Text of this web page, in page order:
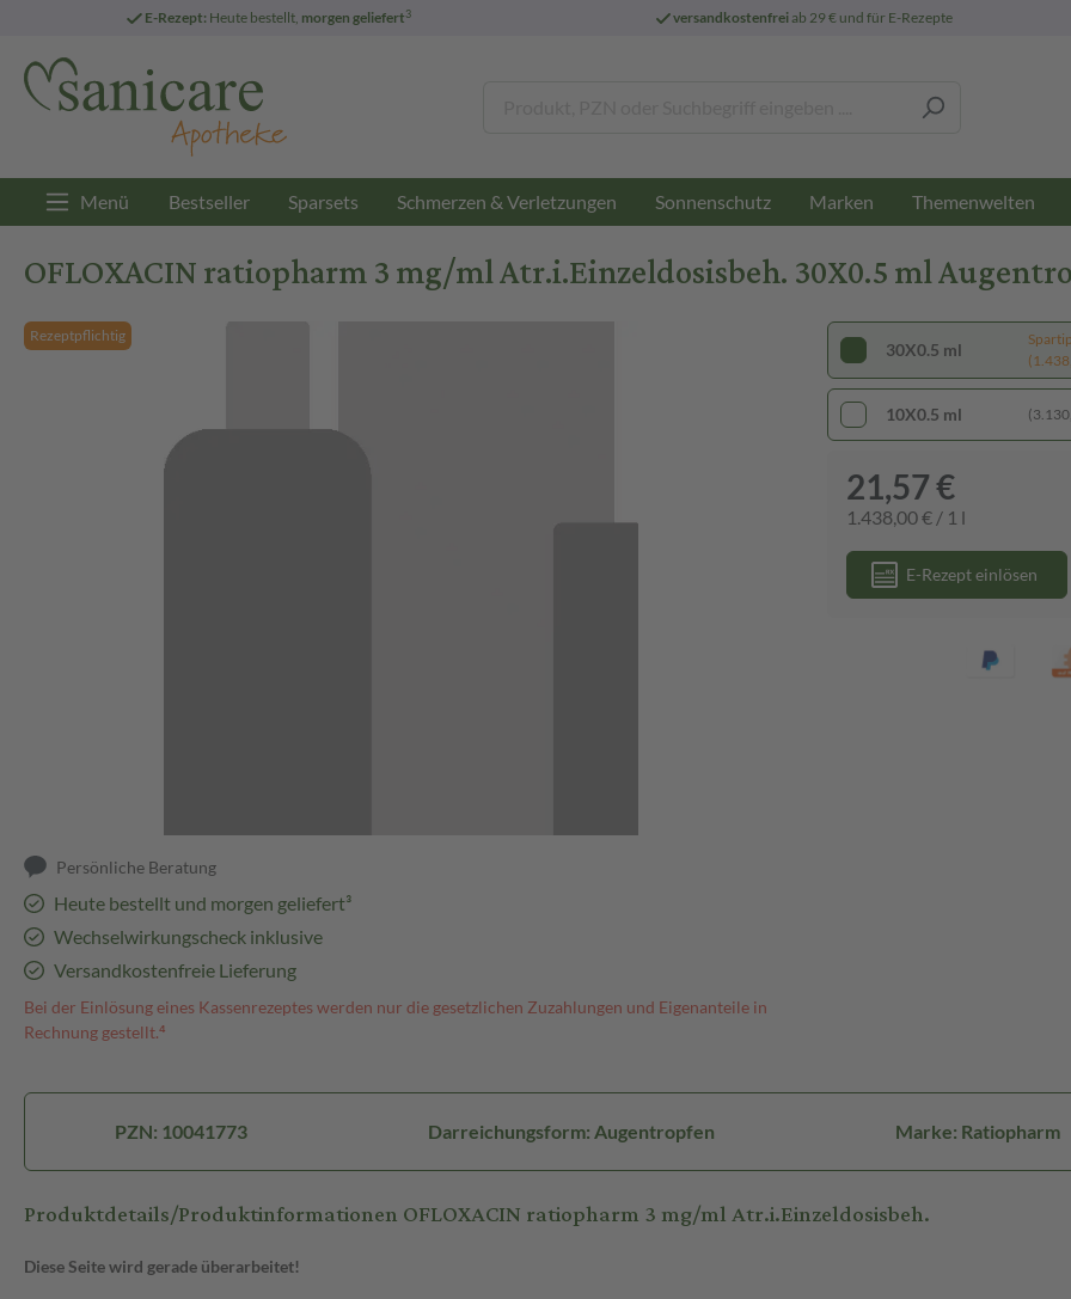
E-Rezept: Heute bestellt, morgen geliefert3 versandkostenfreiab 29 € und für E-Rezepte
Menü Bestseller Sparsets Schmerzen & Verletzungen Sonnenschutz Marken Themenwelten
OFLOXACIN ratiopharm 3 mg/ml Atr.i.Einzeldosisbeh. 30X0.5 ml
Rezeptpflichtig
Persönliche Beratung
Heute bestellt und morgen geliefert³
Wechselwirkungscheck inklusive
Versandkostenfreie Lieferung
Bei der Einlösung eines Kassenrezeptes werden nur die gesetzlichen Zuzahlungen und Eigenanteile in
Rechnung gestellt.⁴
30X0.5 ml
10X0.5 ml
21,57 €
1.438,00 € / 1 l
E-Rezept einlösen
PZN: 10041773 Darreichungsform: Augentropfen Marke: Ratiopharm
Produktdetails/Produktinformationen OFLOXACIN ratiopharm 3 mg/ml Atr.i.Einzeldosisbeh.
Diese Seite wird gerade überarbeitet!